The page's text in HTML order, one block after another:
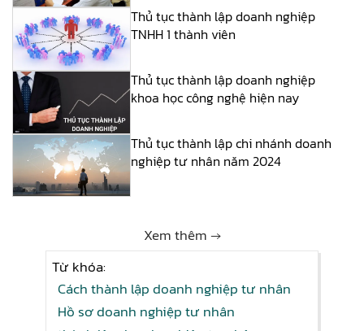
Thủ tục thành lập doanh nghiệp
TNHH 1 thành viên
Thủ tục thành lập doanh nghiệp
khoa học công nghệ hiện nay
Thủ tục thành lập chi nhánh doanh
nghiệp tư nhân năm 2024
Xem thêm →
Từ khóa:
Cách thành lập doanh nghiệp tư nhân
Hồ sơ doanh nghiệp tư nhân